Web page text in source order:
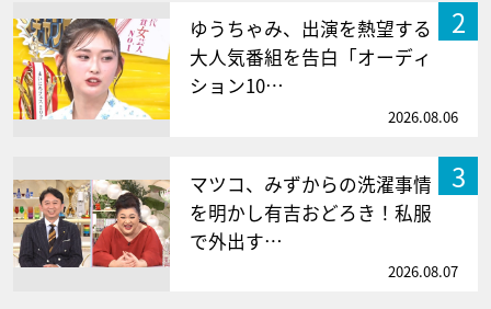
2
ゆうちゃみ、出演を熱望する
大人気番組を告白「オーディ
ション10…
2026.08.06
3
マツコ、みずからの洗濯事情
を明かし有吉おどろき！私服
で外出す…
2026.08.07